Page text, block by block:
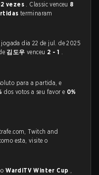
vezes . Classic venceu 8
terminaram
dia 22 de jul. de 2025
김도우venceu 2 - 1 .
para a partida, e
dos votos a seu favor e 0%
Twitch and
esta, visite o
WardiTV Winter Cup ,